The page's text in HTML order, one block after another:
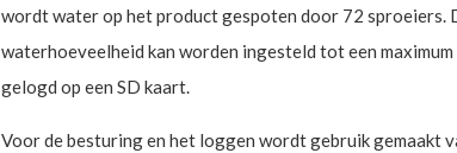
wordt water op het product gespoten door 72 sproeiers.
waterhoeveelheid kan worden ingesteld tot een
gelogd op een SD kaart.
Voor de besturing en het loggen wordt gebruik gemaakt